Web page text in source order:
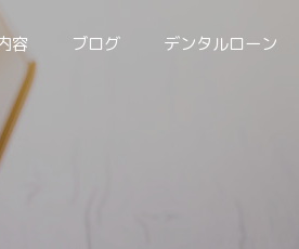
容 ブログ デンタルローン